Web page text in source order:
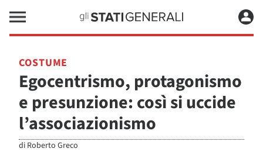
COSTUME
Egocentrismo, protagonismo
e presunzione: così si uccide
l’associazionismo
di Roberto Greco